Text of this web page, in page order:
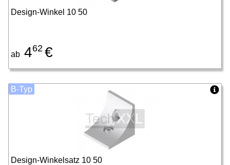
Design-Winkel 10 50
ab 462 €
Design-Winkelsatz 10 50
B-Typ